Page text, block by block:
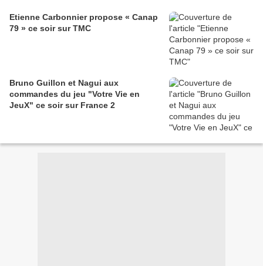
Etienne Carbonnier propose « Canap
79 » ce soir sur TMC
Bruno Guillon et Nagui aux
commandes du jeu "Votre Vie en
JeuX" ce soir sur France 2